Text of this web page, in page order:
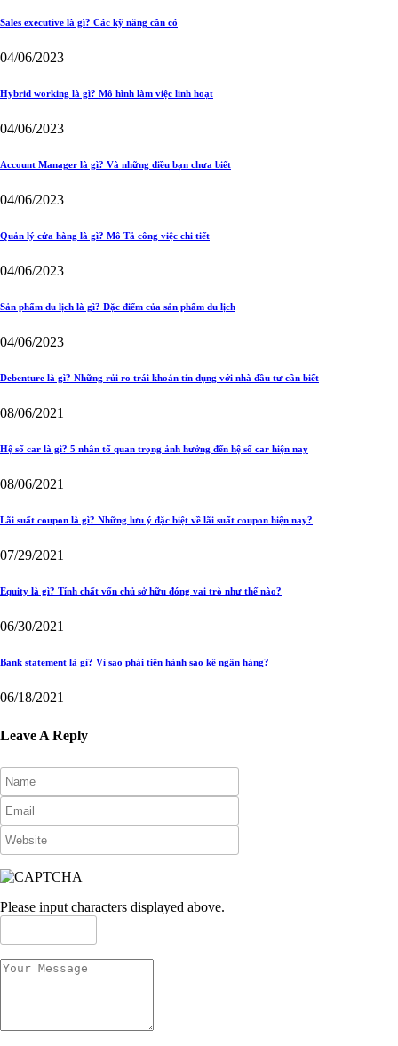
Sales executive là gì? Các kỹ năng cần có
04/06/2023
Hybrid working là gì? Mô hình làm việc linh hoạt
04/06/2023
Account Manager là gì? Và những điều bạn chưa biết
04/06/2023
Quản lý cửa hàng là gì? Mô Tả công việc chi tiết
04/06/2023
Sản phẩm du lịch là gì? Đặc điểm của sản phẩm du lịch
04/06/2023
Debenture là gì? Những rủi ro trái khoán tín dụng với nhà đầu tư cần biết
08/06/2021
Hệ số car là gì? 5 nhân tố quan trọng ảnh hưởng đến hệ số car hiện nay
08/06/2021
Lãi suất coupon là gì? Những lưu ý đặc biệt về lãi suất coupon hiện nay?
07/29/2021
Equity là gì? Tính chất vốn chủ sở hữu đóng vai trò như thế nào?
06/30/2021
Bank statement là gì? Vì sao phải tiến hành sao kê ngân hàng?
06/18/2021
Leave A Reply
Please input characters displayed above.